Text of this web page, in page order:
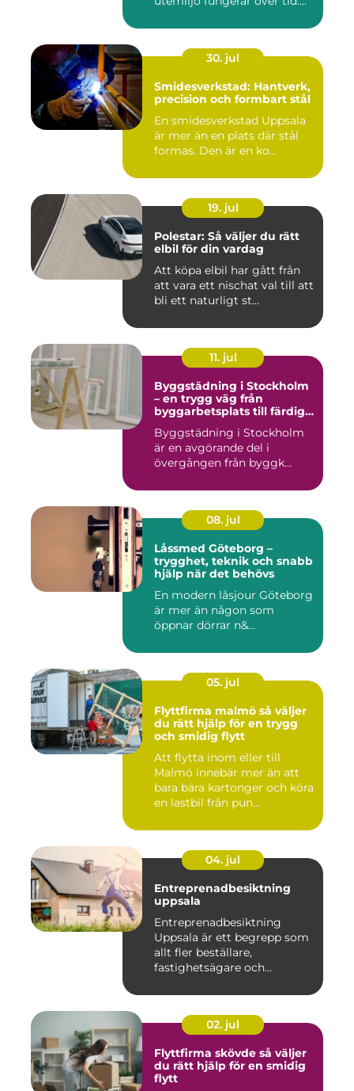
30. jul
Smidesverkstad: Hantverk,
precision och formbart stål
En smidesverkstad Uppsala
är mer än en plats där stål
formas. Den är en ko...
19. jul
Polestar: Så väljer du rätt
elbil för din vardag
Att köpa elbil har gått från
att vara ett nischat val till att
bli ett naturligt st...
11. jul
Byggstädning i Stockholm
– en trygg väg från
byggarbetsplats till färdig
Byggstädning i Stockholm
är en avgörande del i
övergången från byggk...
08. jul
Låssmed Göteborg –
trygghet, teknik och snabb
hjälp när det behövs
En modern låsjour Göteborg
är mer än någon som
öppnar dörrar n&...
05. jul
Flyttfirma malmö så väljer
du rätt hjälp för en trygg
och smidig flytt
Att flytta inom eller till
Malmö innebär mer än att
bara bära kartonger och köra
en lastbil från pun...
04. jul
Entreprenadbesiktning
uppsala
Entreprenadbesiktning
Uppsala är ett begrepp som
allt fler beställare,
fastighetsägare och
02. jul
Flyttfirma skövde så väljer
du rätt hjälp för en smidig
flytt